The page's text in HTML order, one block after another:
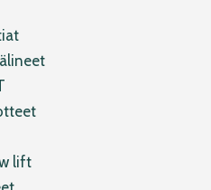
lift